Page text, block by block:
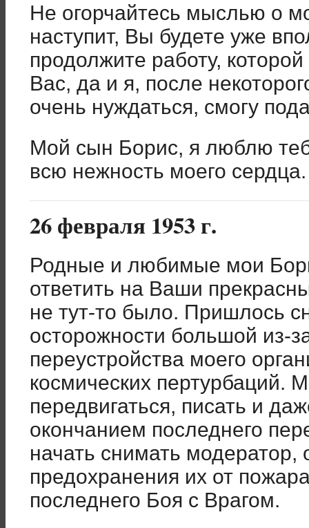
Не огорчайтесь мыслью о
наступит, Вы будете уже
продолжите работу,
Вас, да и я, после
очень нуждаться, смогу
Мой сын Борис, я люблю
всю нежность моего сердца.
26 февраля 1953 г.
Родные и любимые мои
ответить на Ваши
не тут-то было. Пришлось
осторожности большой из-
переустройства моего
космических пертурбаций.
передвигаться, писать и
окончанием последнего
начать снимать
предохранения их от
последнего Боя с Врагом.